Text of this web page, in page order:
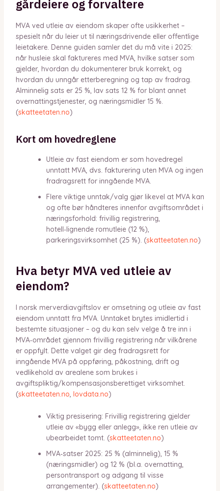
gårdeiere og forvaltere
MVA ved utleie av eiendom skaper ofte usikkerhet –
spesielt når du leier ut til næringsdrivende eller offentlige
leietakere. Denne guiden samler det du må vite i 2025:
når husleie skal faktureres med MVA, hvilke satser som
gjelder, hvordan du dokumenterer bruk korrekt, og
hvordan du unngår etterberegning og tap av fradrag.
Alminnelig sats er 25 %, lav sats 12 % for blant annet
overnattingstjenester, og næringsmidler 15 %.
(skatteetaten.no)
Kort om hovedreglene
Utleie av fast eiendom er som hovedregel
unntatt MVA, dvs. fakturering uten MVA og ingen
fradragsrett for inngående MVA.
Flere viktige unntak/valg gjør likevel at MVA kan
og ofte bør håndteres innenfor avgiftsområdet i
næringsforhold: frivillig registrering,
hotell‑lignende romutleie (12 %),
parkeringsvirksomhet (25 %). (skatteetaten.no)
Hva betyr MVA ved utleie av
eiendom?
I norsk merverdiavgiftslov er omsetning og utleie av fast
eiendom unntatt fra MVA. Unntaket brytes imidlertid i
bestemte situasjoner – og du kan selv velge å tre inn i
MVA‑området gjennom frivillig registrering når vilkårene
er oppfylt. Dette valget gir deg fradragsrett for
inngående MVA på oppføring, påkostning, drift og
vedlikehold av arealene som brukes i
avgiftspliktig/kompensasjonsberettiget virksomhet.
(skatteetaten.no, lovdata.no)
Viktig presisering: Frivillig registrering gjelder
utleie av «bygg eller anlegg», ikke ren utleie av
ubearbeidet tomt. (skatteetaten.no)
MVA‑satser 2025: 25 % (alminnelig), 15 %
(næringsmidler) og 12 % (bl.a. overnatting,
persontransport og adgang til visse
arrangementer). (skatteetaten.no)